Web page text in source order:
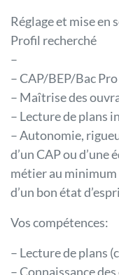
Réglage et mise en
Profil recherché
–
– CAP/BEP/Bac
– Maîtrise des
– Lecture de plans
– Autonomie,
d’un CAP ou d’une
métier au minimum
d’un bon état
Vos compétences:
– Lecture de plans
– Connaissance